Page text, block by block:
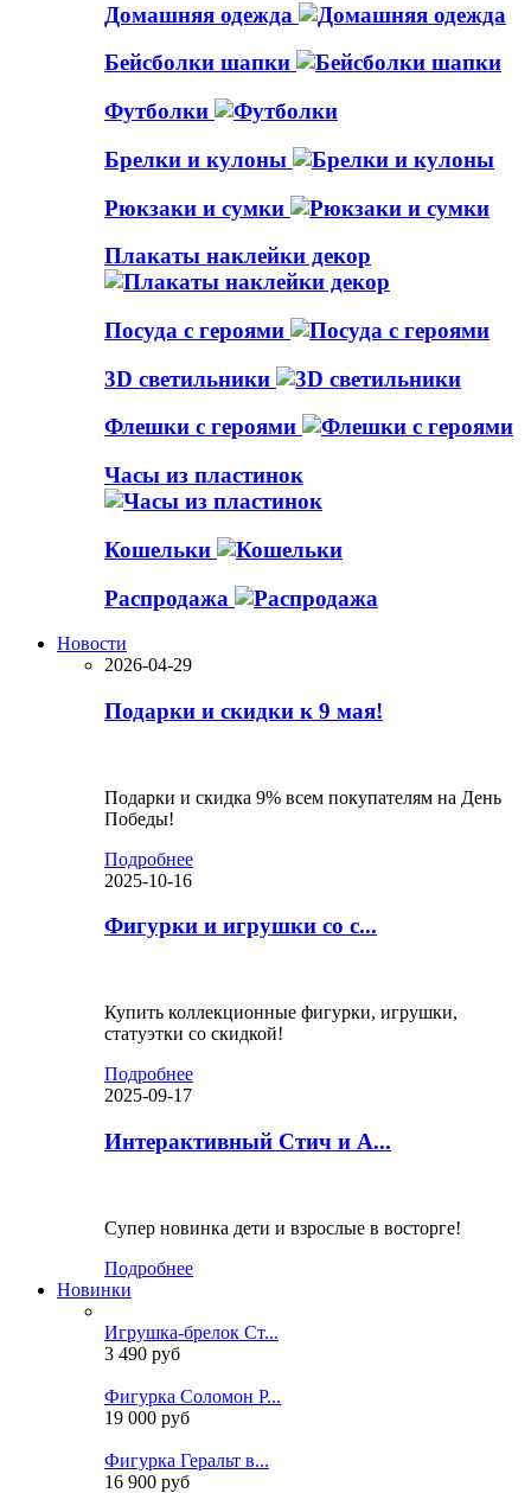
Домашняя одежда
Бейсболки шапки
Футболки
Брелки и кулоны
Рюкзаки и сумки
Плакаты наклейки декор
Посуда с героями
3D светильники
Флешки с героями
Часы из пластинок
Кошельки
Распродажа
Новости
2026-04-29
Подарки и скидки к 9 мая!
Подарки и скидка 9% всем покупателям на День
Победы!
Подробнее
2025-10-16
Фигурки и игрушки со с...
Купить коллекционные фигурки, игрушки,
статуэтки со скидкой!
Подробнее
2025-09-17
Интерактивный Стич и А...
Супер новинка дети и взрослые в восторге!
Подробнее
Новинки
Игрушка-брелок Ст...
3 490 руб
Фигурка Соломон Р...
19 000 руб
Фигурка Геральт в...
16 900 руб